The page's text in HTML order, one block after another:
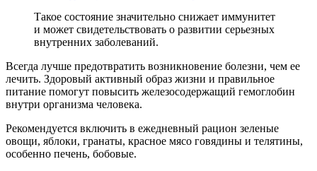
Такое состояние значительно снижает иммунитет
и может свидетельствовать о развитии серьезных
внутренних заболеваний.
Всегда лучше предотвратить возникновение болезни, чем ее
лечить. Здоровый активный образ жизни и правильное
питание помогут повысить железосодержащий гемоглобин
внутри организма человека.
Рекомендуется включить в ежедневный рацион зеленые
овощи, яблоки, гранаты, красное мясо говядины и телятины,
особенно печень, бобовые.